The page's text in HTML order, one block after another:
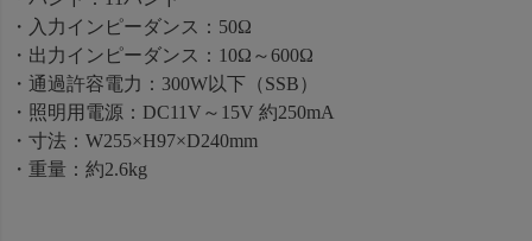
・入力インピーダンス：50Ω
・出力インピーダンス：10Ω～600Ω
・通過許容電力：300W以下（SSB）
・照明用電源：DC11V～15V 約250mA
・寸法：W255×H97×D240mm
・重量：約2.6kg